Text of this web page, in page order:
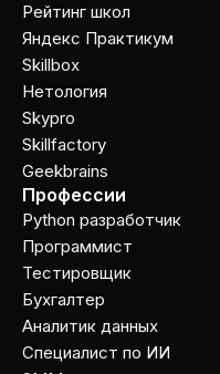
Рейтинг школ
Яндекс Практикум
Skillbox
Нетология
Skypro
Skillfactory
Geekbrains
Профессии
Python разработчик
Программист
Тестировщик
Бухгалтер
Аналитик данных
Специалист по ИИ